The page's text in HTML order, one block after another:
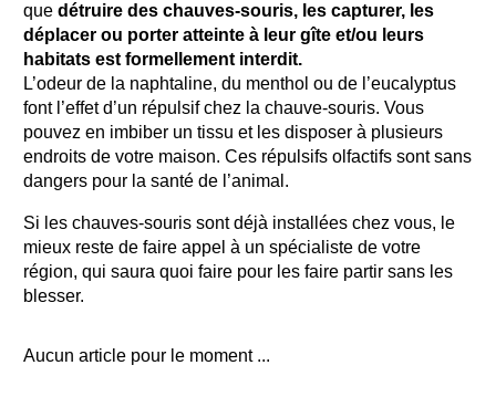
que détruire des chauves-souris, les capturer, les
déplacer ou porter atteinte à leur gîte et/ou leurs
habitats est formellement interdit.
L’odeur de la naphtaline, du menthol ou de l’eucalyptus
font l’effet d’un répulsif chez la chauve-souris. Vous
pouvez en imbiber un tissu et les disposer à plusieurs
endroits de votre maison. Ces répulsifs olfactifs sont sans
dangers pour la santé de l’animal.
Si les chauves-souris sont déjà installées chez vous, le
mieux reste de faire appel à un spécialiste de votre
région, qui saura quoi faire pour les faire partir sans les
blesser.
Aucun article pour le moment ...